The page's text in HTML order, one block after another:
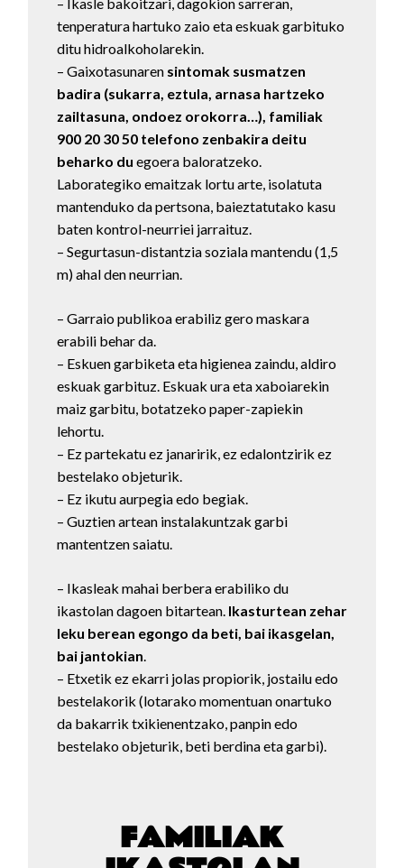
tenperatura hartuko zaio eta eskuak garbituko
ditu hidroalkoholarekin.
– Gaixotasunaren sintomak susmatzen
badira (sukarra, eztula, arnasa hartzeko
zailtasuna, ondoez orokorra…), familiak
900 20 30 50 telefono zenbakira deitu
beharko du egoera baloratzeko.
Laborategiko emaitzak lortu arte, isolatuta
mantenduko da pertsona, baieztatutako kasu
baten kontrol-neurriei jarraituz.
– Segurtasun-distantzia soziala mantendu (1,5
m) ahal den neurrian.
– Garraio publikoa erabiliz gero maskara
erabili behar da.
– Eskuen garbiketa eta higienea zaindu, aldiro
eskuak garbituz. Eskuak ura eta xaboiarekin
maiz garbitu, botatzeko paper-zapiekin
lehortu.
– Ez partekatu ez janaririk, ez edalontzirik ez
bestelako objeturik.
– Ez ikutu aurpegia edo begiak.
– Guztien artean instalakuntzak garbi
mantentzen saiatu.
– Ikasleak mahai berbera erabiliko du
ikastolan dagoen bitartean. Ikasturtean zehar
leku berean egongo da beti, bai ikasgelan,
bai jantokian.
– Etxetik ez ekarri jolas propiorik, jostailu edo
bestelakorik (lotarako momentuan onartuko
da bakarrik txikienentzako, panpin edo
bestelako objeturik, beti berdina eta garbi).
FAMILIAK